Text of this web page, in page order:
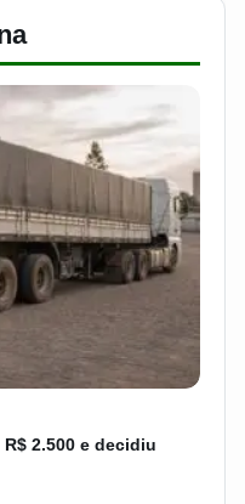
2.500 e decidiu